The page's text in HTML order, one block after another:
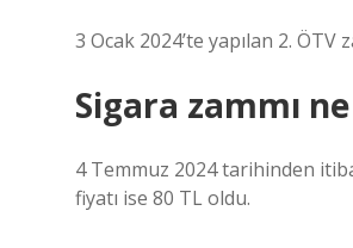
3 Ocak 2024’te yapılan 2. ÖTV
Sigara zammı
4 Temmuz 2024 tarihinden
fiyatı ise 80 TL oldu.